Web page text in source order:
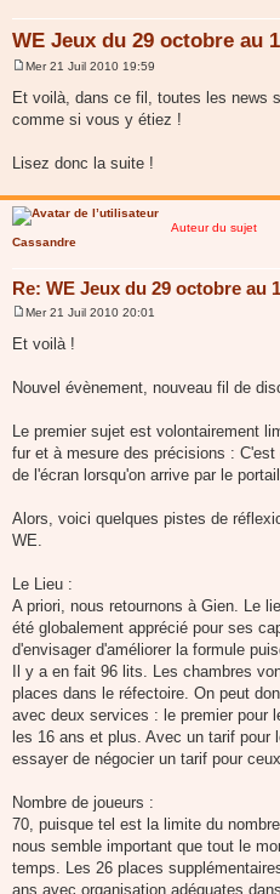
WE Jeux du 29 octobre au
e
s
s
e
Mer 21 Juil 2010 19:59
Et voilà, dans ce fil, toutes les news
comme si vous y étiez !
Lisez donc la suite !
Auteur du sujet
Cassandre
Re: WE Jeux du 29 octobre au
e
s
g
Mer 21 Juil 2010 20:01
Et voilà !
Nouvel évènement, nouveau fil de
Le premier sujet est volontairement
fur et à mesure des précisions :
de l'écran lorsqu'on arrive par le portail.
Alors, voici quelques pistes de
WE.
Le Lieu :
A priori, nous retournons à Gien. Le
été globalement apprécié pour ses
d'envisager d'améliorer la formule
Il y a en fait 96 lits. Les chambres
places dans le réfectoire. On peut
avec deux services : le premier pour
les 16 ans et plus. Avec un tarif pour
essayer de négocier un tarif pour
Nombre de joueurs :
70, puisque tel est la limite du
nous semble important que tout le
temps. Les 26 places
ans avec organisation adéquates